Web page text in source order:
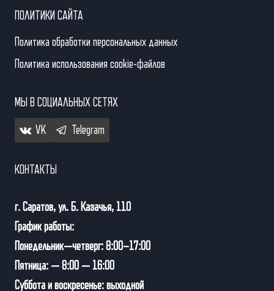
ПОЛИТИКИ САЙТА
Политика обработки персональных данных
Политика использования cookie-файлов
МЫ В СОЦИАЛЬНЫХ СЕТЯХ
VK Telegram
КОНТАКТЫ
г. Саратов, ул. Б. Казачья, 110
График работы:
Понедельник—четверг: 8:00–17:00
Пятница: — 8:00 — 16:00
Суббота и воскресенье: выходной